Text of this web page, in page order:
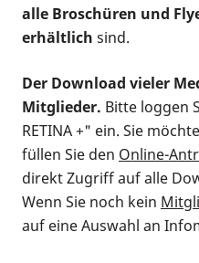
alle Broschüren und
erhältlich sind.
Der Download vieler
Mitglieder. Bitte loggen
RETINA +" ein. Sie
füllen Sie den Online-
direkt Zugriff auf alle
Wenn Sie noch kein
auf eine Auswahl an